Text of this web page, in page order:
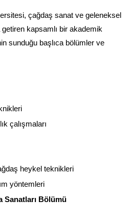
çağdaş sanat ve geleneksel
kapsamlı bir akademik
sunduğu başlıca bölümler ve
çalışmaları
heykel teknikleri
yöntemleri
Sanatları Bölümü